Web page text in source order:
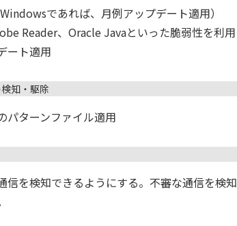
であれば、月例アップデート適用）
Reader、Oracle Javaといった脆弱性を利用
ート適用
知・駆除
パターンファイル適用
信を検知できるようにする。不審な通信を検知